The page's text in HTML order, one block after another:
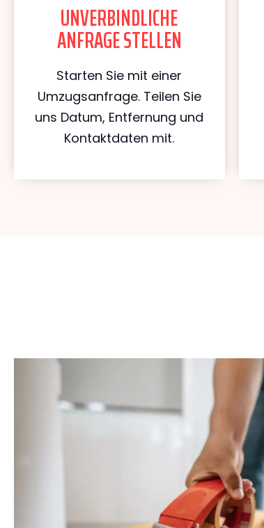
UNVERBINDLICHE
ANFRAGE STELLEN
Starten Sie mit einer
Umzugsanfrage. Teilen Sie
uns Datum, Entfernung und
Kontaktdaten mit.